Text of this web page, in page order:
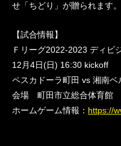
せ「ちどり」が贈られます。
【試合情報】
Ｆリーグ2022-2023 ディビ
12月4日(日) 16:30 kickoff
ペスカドーラ町田 vs 湘南ベ
会場 町田市立総合体育館
ホームゲーム情報： https://